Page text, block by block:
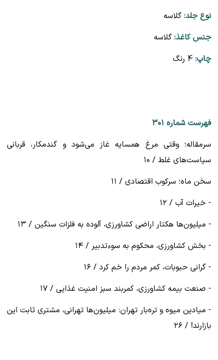
نوع جلد: گلاسه
جنس کاغذ: گلاسه
چاپ:
فهرست شماره ۳۰۱
سرمقاله؛ وقتی مرغ همسایه غاز می‌شود و گندمکار، قربانی
سیاست‌های غلط / ۱۰
سخن ماه؛ سرکوب اقتصادی / ۱۱
- خیرات آب / ۱۲
- میلیون‌ها هکتار اراضی کشاورزی، آلوده به فلزات سنگین / ۱۳
- بخش کشاورزی، محکوم به سوءتدبیر / ۱۴
- گرانی حبوبات، کمر مردم را خم کرد / ۱۶
- صنعت بیمه کشاورزی، کمربند سبز امنیت غذایی / ۱۷
- میادین میوه و تره‌بار تهران: میلیون‌ها تهرانی، مشتری ثابت این
بازارند! / ۲۶